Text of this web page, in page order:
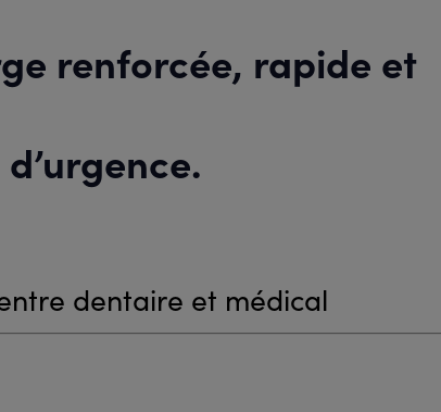
renforcée, rapide et
dentaire et médical